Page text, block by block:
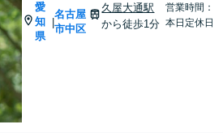
愛
知
県
|
名古屋
市中区
久屋大通駅
から徒歩1分
営業時間：
本日定休日